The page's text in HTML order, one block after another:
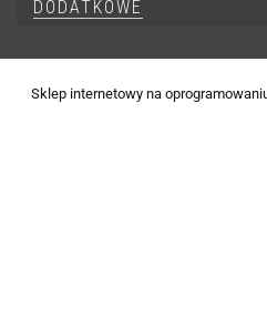
DODATKOWE
Sklep internetowy na